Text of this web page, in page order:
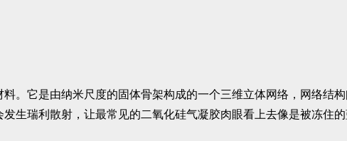
。它是由纳米尺度的固体骨架构成的一个三维立体网络，网络结
生瑞利散射，让最常见的二氧化硅气凝胶肉眼看上去像是被冻住